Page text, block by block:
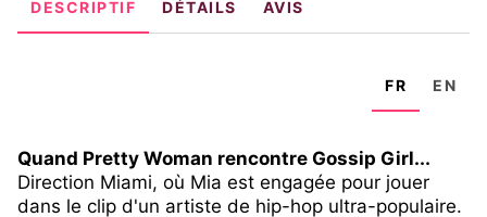
DESCRIPTIF DÉTAILS AVIS
FR EN
Quand Pretty Woman rencontre Gossip Girl...
Direction Miami, où Mia est engagée pour jouer
dans le clip d'un artiste de hip-hop ultra-populaire.